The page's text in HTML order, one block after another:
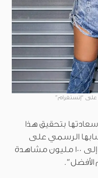
“إنستغرام”
بتحقيق هذا
الرسمي على
“إنستغرام”، قائلة: “لقد وصلنا إلى 100 مليون مشاهدة